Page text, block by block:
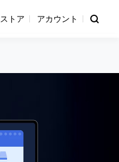
ストア アカウント